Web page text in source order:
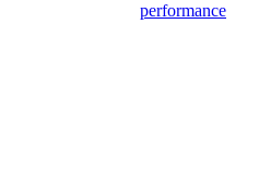
performance